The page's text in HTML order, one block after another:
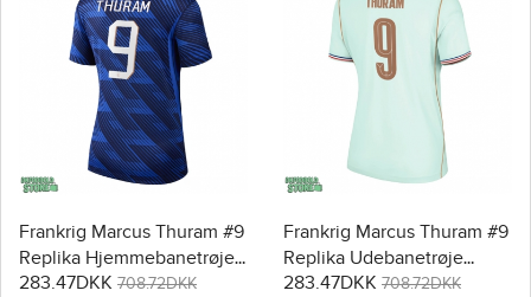
Frankrig Marcus Thuram #9
Replika Hjemmebanetrøje
Dame VM 2026 Kortærmet
283.47DKK 708.72DKK
Frankrig Marcus Thuram #9
Replika Udebanetrøje
Dame VM 2026 Kortærmet
283.47DKK 708.72DKK